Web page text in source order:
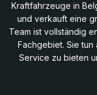
Kraftfahrzeuge in
und verkauft eine
Team ist vollständig
Fachgebiet. Sie tun
Service zu bieten